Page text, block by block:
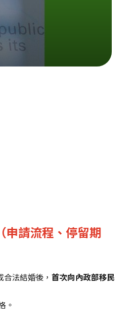
申請流程、停留期
法結婚後， 首次向內政部移民
。